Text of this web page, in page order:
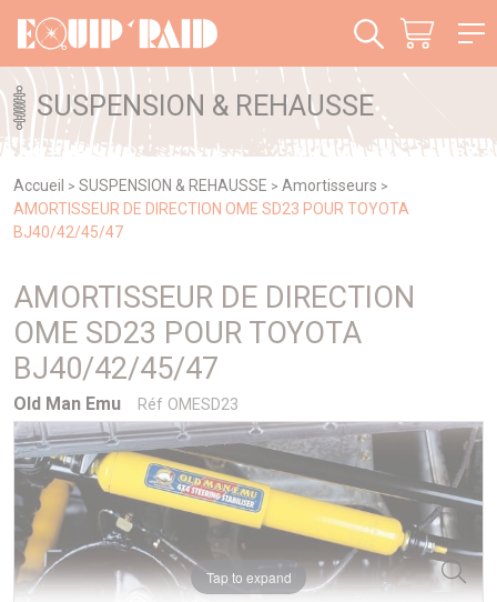
SUSPENSION & REHAUSSE
Accueil > SUSPENSION & REHAUSSE > Amortisseurs >
AMORTISSEUR DE DIRECTION OME SD23 POUR TOYOTA
BJ40/42/45/47
AMORTISSEUR DE DIRECTION
OME SD23 POUR TOYOTA
BJ40/42/45/47
Old Man Emu Réf OMESD23
Tap to expand
Panneau de gestion des cookies